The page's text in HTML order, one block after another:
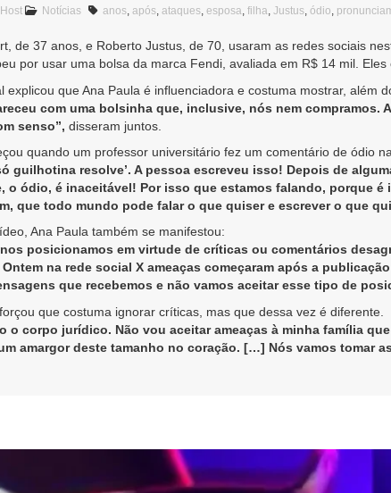
Notícias anos, após, ataques, esposa, filha, Justus, ódio,
de 37 anos, e Roberto Justus, de 70, usaram as redes sociais
por usar uma bolsa da marca Fendi, avaliada em R$ 14 mil.
explicou que Ana Paula é influenciadora e costuma mostrar, além
com uma bolsinha que, inclusive, nós nem
senso”, disseram juntos.
quando um professor universitário fez um comentário de ódio
guilhotina resolve’. A pessoa escreveu isso! Depois de
o ódio, é inaceitável! Por isso que estamos falando, porque
que todo mundo pode falar o que quiser e escrever o que
Ana Paula também se manifestou:
posicionamos em virtude de críticas ou comentários
Ontem na rede social X ameaças começaram após a
que recebemos e não vamos aceitar esse tipo de
que costuma ignorar críticas, mas que dessa vez é diferente.
o corpo jurídico. Não vou aceitar ameaças à minha família
amargor deste tamanho no coração. […] Nós vamos tomar